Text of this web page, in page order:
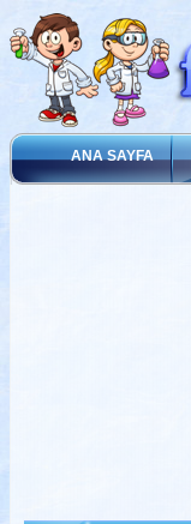
ANA SAYFA